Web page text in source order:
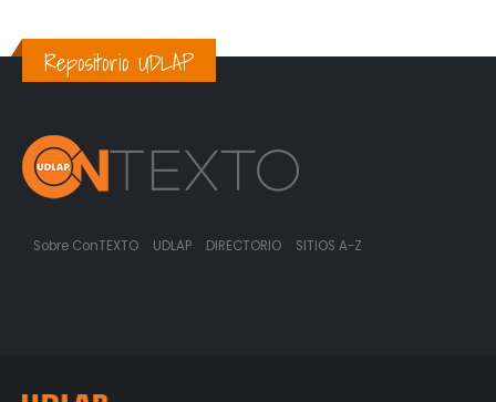
Repositorio UDLAP
Sobre ConTEXTO UDLAP DIRECTORIO SITIOS A-Z